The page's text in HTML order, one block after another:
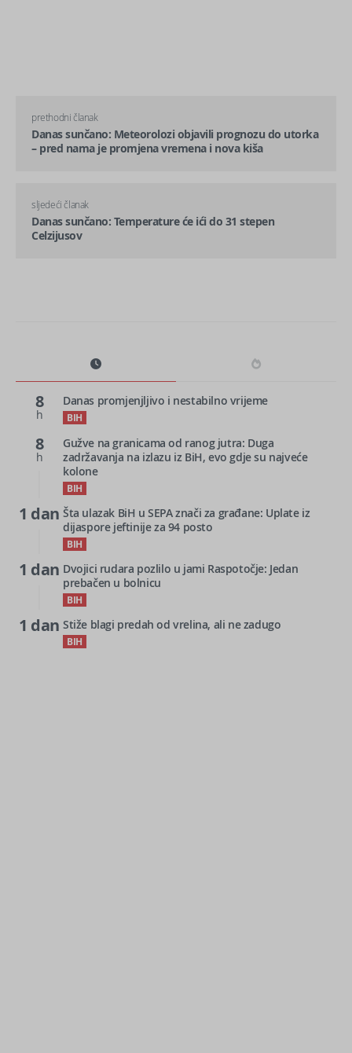
prethodni članak
Danas sunčano: Meteorolozi objavili prognozu do utorka
– pred nama je promjena vremena i nova kiša
sljedeći članak
Danas sunčano: Temperature će ići do 31 stepen
Celzijusov
8
h
Danas promjenjljivo i nestabilno vrijeme
BIH
8
h
Gužve na granicama od ranog jutra: Duga
zadržavanja na izlazu iz BiH, evo gdje su najveće
kolone
BIH
1 dan Šta ulazak BiH u SEPA znači za građane: Uplate iz
dijaspore jeftinije za 94 posto
BIH
1 dan Dvojici rudara pozlilo u jami Raspotočje: Jedan
prebačen u bolnicu
BIH
1 dan Stiže blagi predah od vrelina, ali ne zadugo
BIH